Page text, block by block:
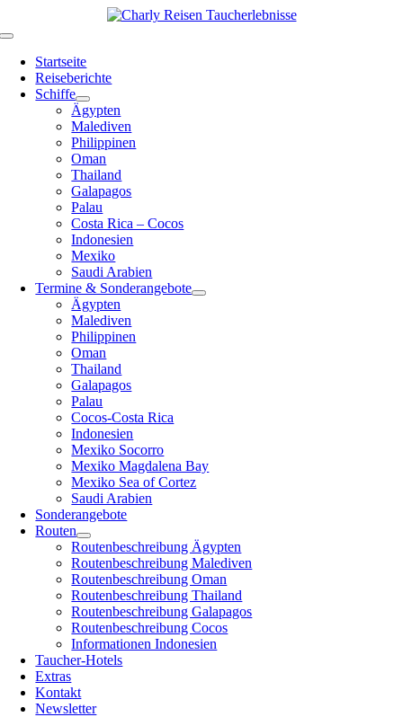
Inhalt
Toggle
NavigationStartseite
Reiseberichte
Schiffe
Ägypten
Malediven
Philippinen
Oman
Thailand
Galapagos
Palau
Costa Rica – Cocos
Indonesien
Mexiko
Saudi Arabien
Termine & Sonderangebote
Ägypten
Malediven
Philippinen
Oman
Thailand
Galapagos
Palau
Cocos-Costa Rica
Indonesien
Mexiko Socorro
Mexiko Magdalena Bay
Mexiko Sea of Cortez
Saudi Arabien
Sonderangebote
Routen
Routenbeschreibung Ägypten
Routenbeschreibung Malediven
Routenbeschreibung Oman
Routenbeschreibung Thailand
Routenbeschreibung Galapagos
Routenbeschreibung Cocos
Informationen Indonesien
Taucher-Hotels
Extras
Kontakt
Newsletter